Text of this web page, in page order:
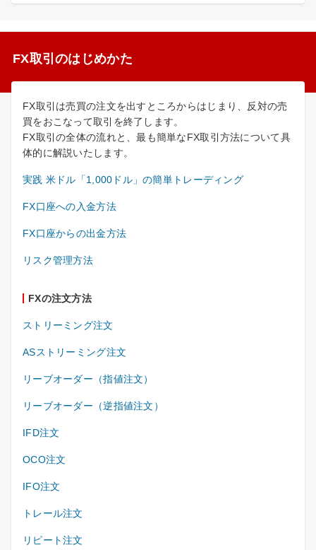
FX取引のはじめかた
FX取引は売買の注文を出すところからはじまり、反対の売
買をおこなって取引を終了します。
FX取引の全体の流れと、最も簡単なFX取引方法について具
体的に解説いたします。
実践 米ドル「1,000ドル」の簡単トレーディング
FX口座への入金方法
FX口座からの出金方法
リスク管理方法
FXの注文方法
ストリーミング注文
ASストリーミング注文
リーブオーダー（指値注文）
リーブオーダー（逆指値注文）
IFD注文
OCO注文
IFO注文
トレール注文
リピート注文